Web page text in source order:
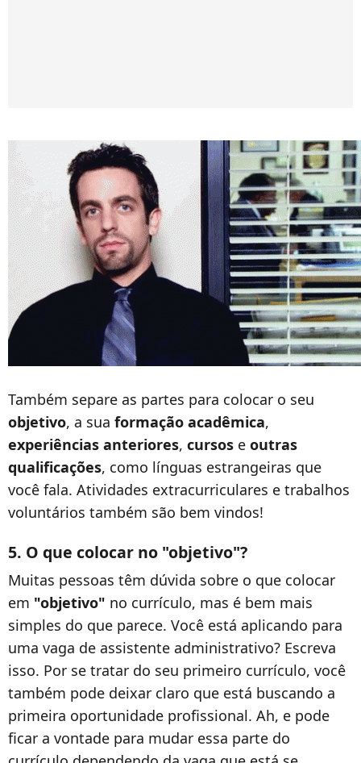
Também separe as partes para colocar o seu
objetivo, a sua formação acadêmica,
experiências anteriores, cursos e outras
qualificações, como línguas estrangeiras que
você fala. Atividades extracurriculares e trabalhos
voluntários também são bem vindos!
5. O que colocar no "objetivo"?
Muitas pessoas têm dúvida sobre o que colocar
em "objetivo" no currículo, mas é bem mais
simples do que parece. Você está aplicando para
uma vaga de assistente administrativo? Escreva
isso. Por se tratar do seu primeiro currículo, você
também pode deixar claro que está buscando a
primeira oportunidade profissional. Ah, e pode
ficar a vontade para mudar essa parte do